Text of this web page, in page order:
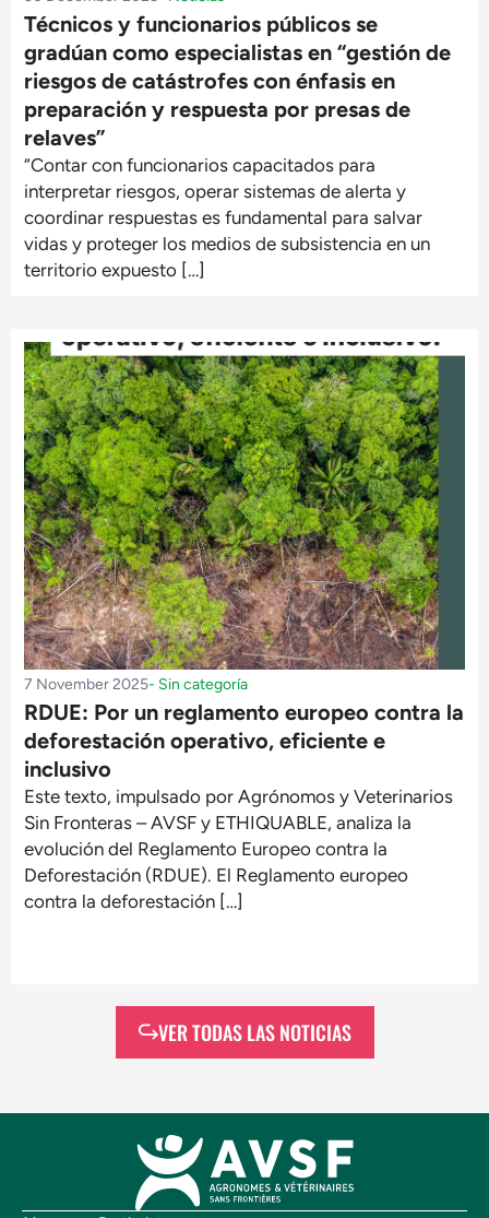
Técnicos y funcionarios públicos se
gradúan como especialistas en “gestión de
riesgos de catástrofes con énfasis en
preparación y respuesta por presas de
relaves”
“Contar con funcionarios capacitados para
interpretar riesgos, operar sistemas de alerta y
coordinar respuestas es fundamental para salvar
vidas y proteger los medios de subsistencia en un
territorio expuesto […]
7 November 2025- Sin categoría
RDUE: Por un reglamento europeo contra la
deforestación operativo, eficiente e
inclusivo
Este texto, impulsado por Agrónomos y Veterinarios
Sin Fronteras – AVSF y ETHIQUABLE, analiza la
evolución del Reglamento Europeo contra la
Deforestación (RDUE). El Reglamento europeo
contra la deforestación […]
VER TODAS LAS NOTICIAS